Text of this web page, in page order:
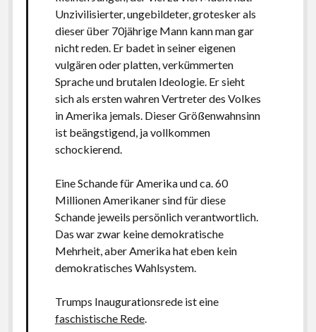
Unzivilisierter, ungebildeter, grotesker als
dieser über 70jährige Mann kann man gar
nicht reden. Er badet in seiner eigenen
vulgären oder platten, verkümmerten
Sprache und brutalen Ideologie. Er sieht
sich als ersten wahren Vertreter des Volkes
in Amerika jemals. Dieser Größenwahnsinn
ist beängstigend, ja vollkommen
schockierend.
Eine Schande für Amerika und ca. 60
Millionen Amerikaner sind für diese
Schande jeweils persönlich verantwortlich.
Das war zwar keine demokratische
Mehrheit, aber Amerika hat eben kein
demokratisches Wahlsystem.
Trumps Inaugurationsrede ist eine
faschistische Rede.